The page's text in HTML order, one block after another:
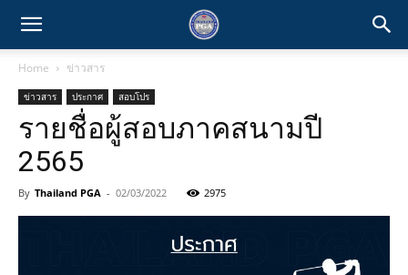
Home ข่าวสาร
ข่าวสาร ประกาศ สอบโปร
รายชื่อผู้สอบภาคสนามปี
2565
By Thailand PGA - 02/03/2022 2975